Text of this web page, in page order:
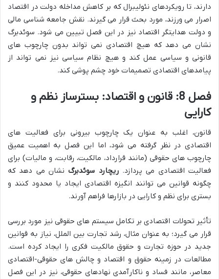
دارند، تا رویکردهای نئولیبرال که بر کاهش مداخله دولت در اقتصاد
اصرار می ورزند، مورد بحث قرار می گیرند. نقش جامعه شناسی مالی
و دولت هدایتگر اقتصاد نیز در این فصل تبیین می شود. سوئدبرگ
نشان می دهد که هیچ اقتصادی نمی تواند بدون چارچوب های
قانونی و سیاسی عمل کند و هیچ نظام سیاسی نیز نمی تواند از
پیامدهای اقتصادی تصمیمات خود چشم پوشی کند.
فصل 8: قانون و اقتصاد: بسترساز نظم و
کارایی
قانون، اغلب به عنوان یک چارچوب بیرونی برای فعالیت های
اقتصادی در نظر گرفته می شود، اما این فصل به اهمیت عمیق
چارچوب های حقوقی (مانند قرارداد، مالکیت، رقابت، و مالیات) برای
فعالیت اقتصادی می پردازد.ریچارد سوئدبرگ نشان می دهد که
چگونه قوانین می توانند انگیزه اقتصادی ایجاد یا محدود کنند و
بستری برای نظم و کارایی در بازارها فراهم آورند.
تأثیر تحولات اقتصادی بر تکامل سیستم های حقوقی نیز مورد بررسی
قرار می گیرد؛ به عنوان مثال، رشد تجارت بین الملل، نیاز به قوانین
جدید در حوزه تجارت و حقوق مالکیت فکری را ایجاد کرده است.
مطالعات در زمینه حقوق و اقتصاد و چالش های حقوقی-اقتصادی
معاصر، مانند فساد و ناکارآمدی نهادهای حقوقی، نیز در این فصل